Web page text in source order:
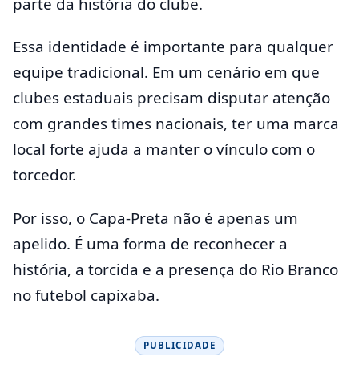
Essa identidade é importante para qualquer
equipe tradicional. Em um cenário em que
clubes estaduais precisam disputar atenção
com grandes times nacionais, ter uma marca
local forte ajuda a manter o vínculo com o
torcedor.
Por isso, o Capa-Preta não é apenas um
apelido. É uma forma de reconhecer a
história, a torcida e a presença do Rio Branco
no futebol capixaba.
PUBLICIDADE